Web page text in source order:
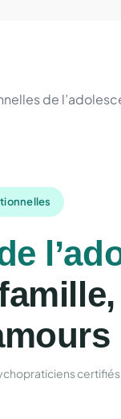
de
certifiés